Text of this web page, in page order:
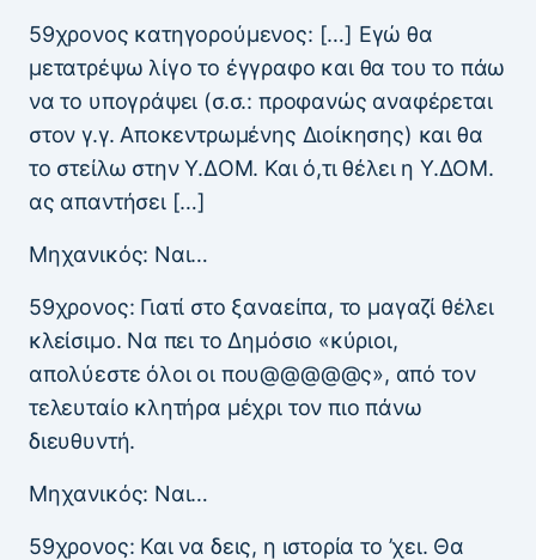
59χρονος κατηγορούμενος: […] Εγώ θα
μετατρέψω λίγο το έγγραφο και θα του το πάω
να το υπογράψει (σ.σ.: προφανώς αναφέρεται
στον γ.γ. Αποκεντρωμένης Διοίκησης) και θα
το στείλω στην Υ.ΔΟΜ. Και ό,τι θέλει η Υ.ΔΟΜ.
ας απαντήσει […]
Μηχανικός: Ναι…
59χρονος: Γιατί στο ξαναείπα, το μαγαζί θέλει
κλείσιμο. Να πει το Δημόσιο «κύριοι,
απολύεστε όλοι οι που@@@@@ς», από τον
τελευταίο κλητήρα μέχρι τον πιο πάνω
διευθυντή.
Μηχανικός: Ναι…
59χρονος: Και να δεις, η ιστορία το ’χει. Θα